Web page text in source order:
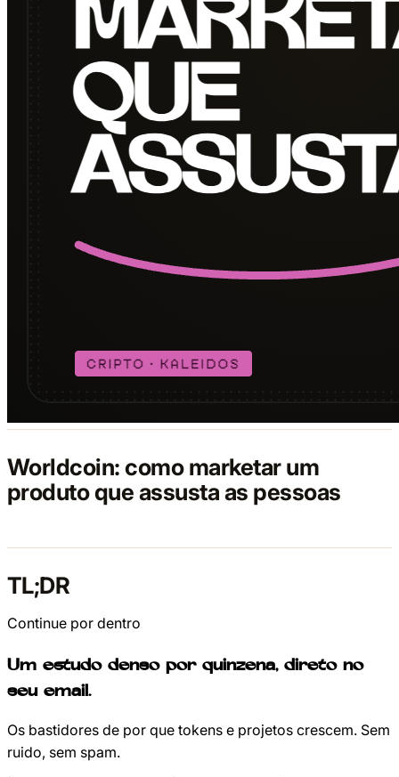
Worldcoin: como marketar um
produto que assusta as pessoas
TL;DR
Continue por dentro
Um estudo denso por quinzena, direto no
seu email.
Os bastidores de por que tokens e projetos crescem. Sem
ruido, sem spam.